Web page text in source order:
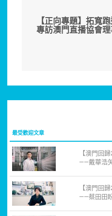
【正向專題】拓寬
專訪澳門直播協會
最受歡迎文章
【澳門回
——戴華浩
【澳門回
——蔡田田